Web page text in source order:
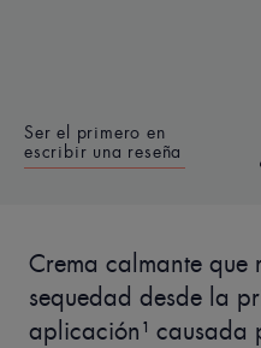
Ser el primero en
escribir una reseña
Crema calmante que
sequedad desde la
aplicación¹ causada